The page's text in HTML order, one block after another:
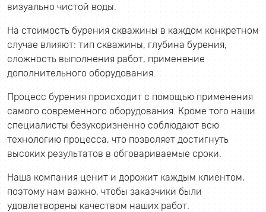
визуально чистой воды.
На стоимость бурения скважины в каждом конкретном
случае влияют: тип скважины, глубина бурения,
сложность выполнения работ, применение
дополнительного оборудования.
Процесс бурения происходит с помощью применения
самого современного оборудования. Кроме того наши
специалисты безукоризненно соблюдают всю
технологию процесса, что позволяет достигнуть
высоких результатов в обговариваемые сроки.
Наша компания ценит и дорожит каждым клиентом,
поэтому нам важно, чтобы заказчики были
удовлетворены качеством наших работ.